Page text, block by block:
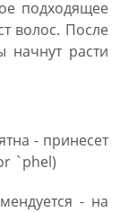
подходящее
волос. После
расти
- принесет
`phel)
- на